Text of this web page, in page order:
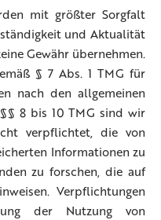
mit größter Sorgfalt
und Aktualität
Gewähr übernehmen.
§ 7 Abs. 1 TMG für
nach den allgemeinen
8 bis 10 TMG sind wir
verpflichtet, die von
Informationen zu
zu forschen, die auf
Verpflichtungen
der Nutzung von